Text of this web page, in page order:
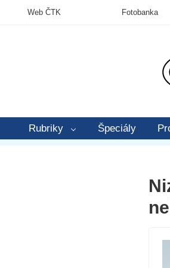
Rubriky Špeciály
Web ČTK Fotobanka